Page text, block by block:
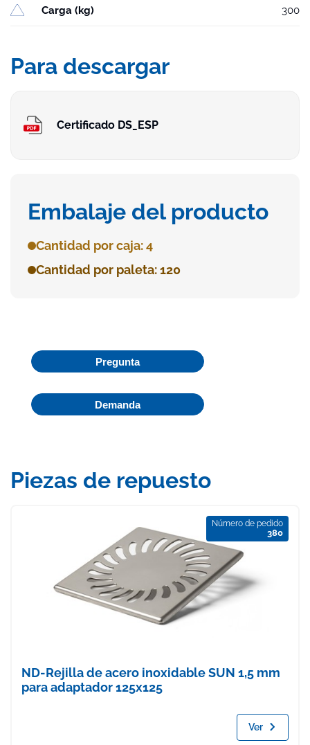
Carga (kg) 300
Para descargar
Certificado DS_ESP
Embalaje del producto
Cantidad por caja: 4
Cantidad por paleta: 120
Pregunta
Demanda
Piezas de repuesto
Número de pedido
380
ND-Rejilla de acero inoxidable SUN 1,5 mm
para adaptador 125x125
Ver